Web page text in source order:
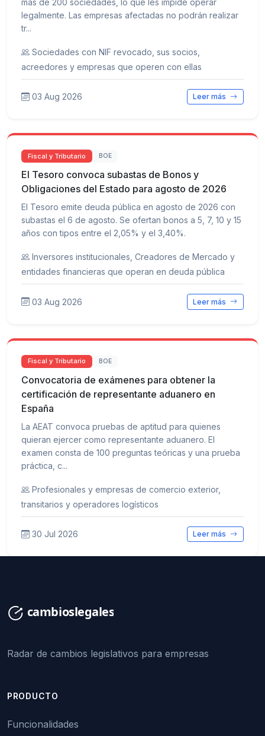
legalmente. Las empresas afectadas no podrán realizar
tr...
Sociedades con NIF revocado, sus socios,
acreedores y empresas que operen con ellas
03 Aug 2026 Leer más
Fiscal y Tributario BOE
El Tesoro convoca subastas de Bonos y
Obligaciones del Estado para agosto de 2026
El Tesoro emite deuda pública en agosto de 2026 con
subastas el 6 de agosto. Se ofertan bonos a 5, 7, 10 y 15
años con tipos entre el 2,05% y el 3,40%.
Inversores institucionales, Creadores de Mercado y
entidades financieras que operan en deuda pública
03 Aug 2026 Leer más
Fiscal y Tributario BOE
Convocatoria de exámenes para obtener la
certificación de representante aduanero en
España
La AEAT convoca pruebas de aptitud para quienes
quieran ejercer como representante aduanero. El
examen consta de 100 preguntas teóricas y una prueba
práctica, c...
Profesionales y empresas de comercio exterior,
transitarios y operadores logísticos
30 Jul 2026 Leer más
Radar de cambios legislativos para empresas
PRODUCTO
Funcionalidades